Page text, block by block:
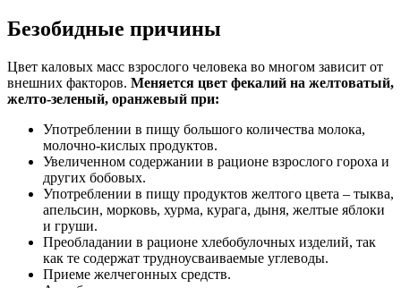
Безобидные причины
Цвет каловых масс взрослого человека во многом зависит от
внешних факторов. Меняется цвет фекалий на желтоватый,
желто-зеленый, оранжевый при:
Употреблении в пищу большого количества молока,
молочно-кислых продуктов.
Увеличенном содержании в рационе взрослого гороха и
других бобовых.
Употреблении в пищу продуктов желтого цвета – тыква,
апельсин, морковь, хурма, курага, дыня, желтые яблоки
и груши.
Преобладании в рационе хлебобулочных изделий, так
как те содержат трудноусваиваемые углеводы.
Приеме желчегонных средств.